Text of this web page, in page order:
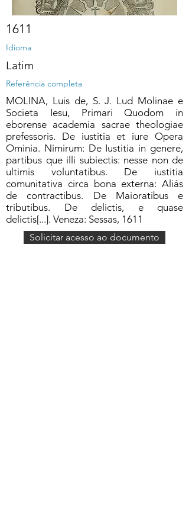
1611
Idioma
Latim
Referência completa
MOLINA, Luis de, S. J. Lud Molinae e
Societa Iesu, Primari Quodom in
eborense academia sacrae theologiae
prefessoris. De iustitia et iure Opera
Ominia. Nimirum: De Iustitia in genere,
partibus que illi subiectis: nesse non de
ultimis voluntatibus. De iustitia
comunitativa circa bona externa: Aliás
de contractibus. De Maioratibus e
tributibus. De delictis, e quase
delictis[...]. Veneza: Sessas, 1611
Solicitar acesso ao documento